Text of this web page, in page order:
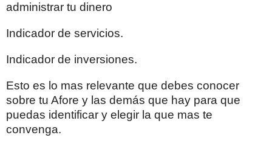
administrar tu dinero
Indicador de servicios.
Indicador de inversiones.
Esto es lo mas relevante que debes conocer
sobre tu Afore y las demás que hay para que
puedas identificar y elegir la que mas te
convenga.